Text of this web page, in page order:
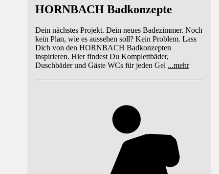
HORNBACH Badkonzepte
Dein nächstes Projekt. Dein neues Badezimmer. Noch
kein Plan, wie es aussehen soll? Kein Problem. Lass
Dich von den HORNBACH Badkonzepten
inspirieren. Hier findest Du Komplettbäder,
Duschbäder und Gäste WCs für jeden Gel ...mehr